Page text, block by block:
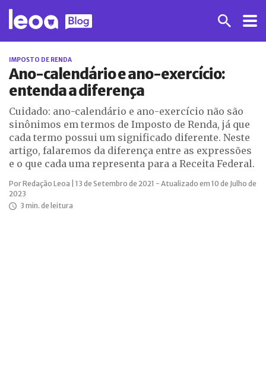
IMPOSTO DE RENDA
Ano-calendário e ano-exercício:
entenda a diferença
Cuidado: ano-calendário e ano-exercício não são
sinônimos em termos de Imposto de Renda, já que
cada termo possui um significado diferente. Neste
artigo, falaremos da diferença entre as expressões
e o que cada uma representa para a Receita Federal.
Por Redação Leoa | 13 de Setembro de 2021 - Atualizado em 10 de Julho de
2023
3 min. de leitura